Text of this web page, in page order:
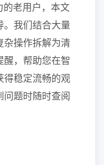
的老用户，本文
。我们结合大量
杂操作拆解为清
醒，帮助您在智
得稳定流畅的观
问题时随时查阅